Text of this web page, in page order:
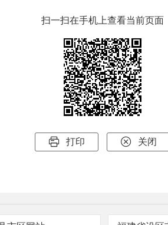
扫一扫在手机上查看当前页面
 打印  关闭